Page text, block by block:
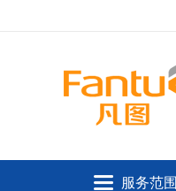
服务范围